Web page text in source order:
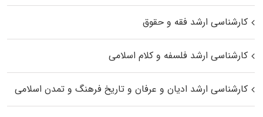
کارشناسی ارشد فقه و حقوق
کارشناسی ارشد فلسفه و کلام اسلامی
کارشناسی ارشد ادیان و عرفان و تاریخ فرهنگ و تمدن اسلامی